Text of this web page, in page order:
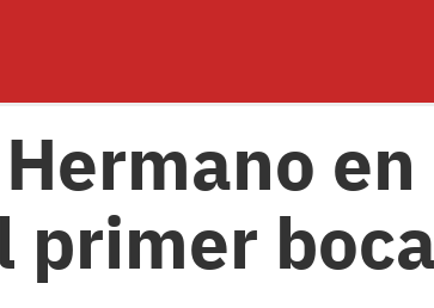
en
primer boca